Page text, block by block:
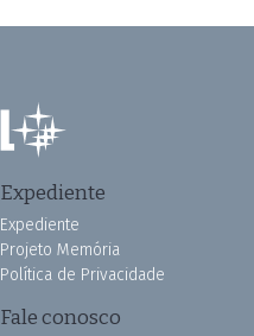
Expediente
Expediente
Projeto Memória
Política de Privacidade
Fale conosco